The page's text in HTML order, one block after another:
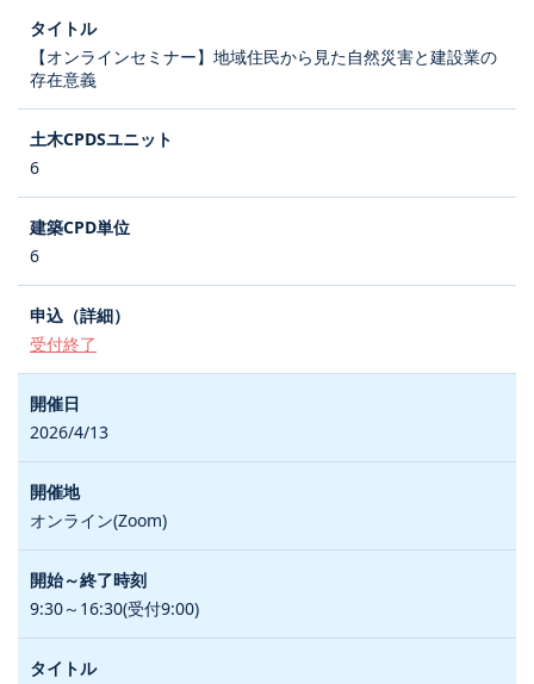
【オンラインセミナー】地域住民から見た自然災害と建設業の
存在意義
6
6
受付終了
2026/4/13
オンライン(Zoom)
9:30～16:30(受付9:00)